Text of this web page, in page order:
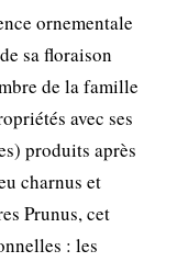
ornementale
sa floraison
de la famille
avec ses
produits après
charnus et
Prunus, cet
: les